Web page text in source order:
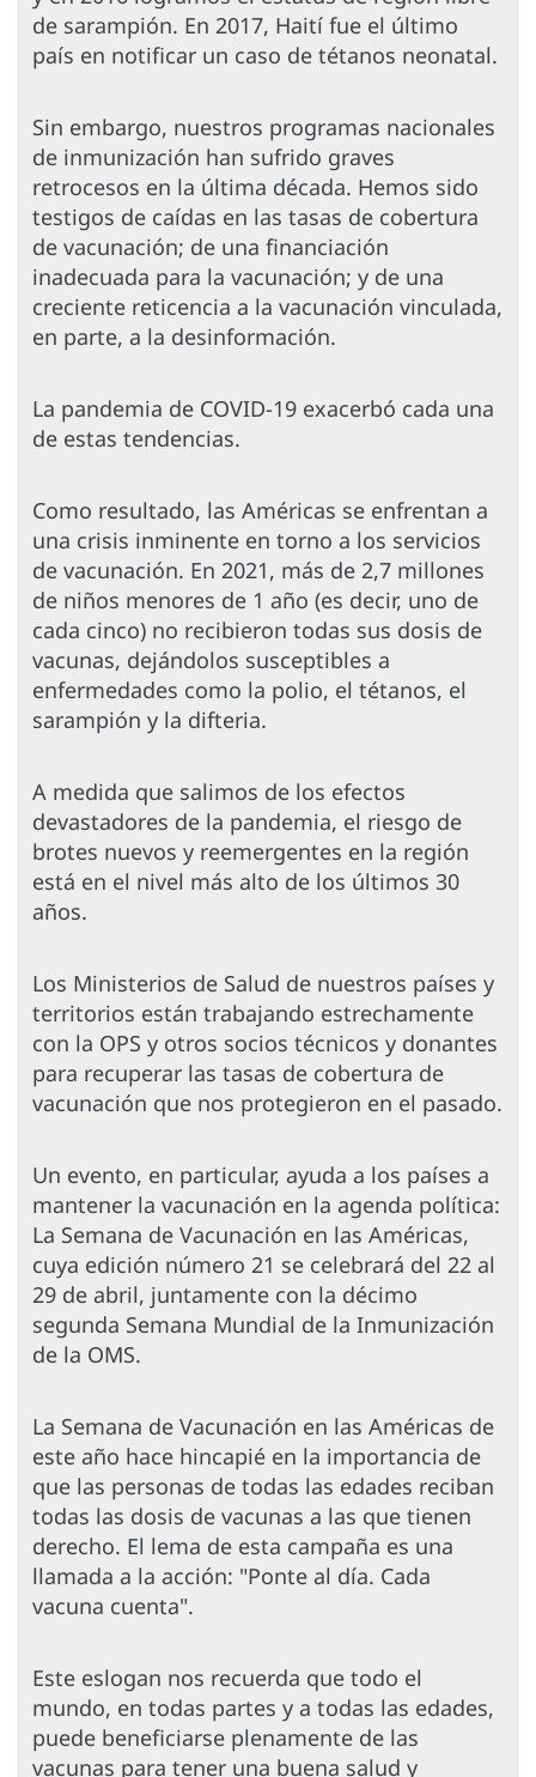
de sarampión. En 2017, Haití fue el último
país en notificar un caso de tétanos neonatal.
Sin embargo, nuestros programas nacionales
de inmunización han sufrido graves
retrocesos en la última década. Hemos sido
testigos de caídas en las tasas de cobertura
de vacunación; de una financiación
inadecuada para la vacunación; y de una
creciente reticencia a la vacunación vinculada,
en parte, a la desinformación.
La pandemia de COVID-19 exacerbó cada una
de estas tendencias.
Como resultado, las Américas se enfrentan a
una crisis inminente en torno a los servicios
de vacunación. En 2021, más de 2,7 millones
de niños menores de 1 año (es decir, uno de
cada cinco) no recibieron todas sus dosis de
vacunas, dejándolos susceptibles a
enfermedades como la polio, el tétanos, el
sarampión y la difteria.
A medida que salimos de los efectos
devastadores de la pandemia, el riesgo de
brotes nuevos y reemergentes en la región
está en el nivel más alto de los últimos 30
años.
Los Ministerios de Salud de nuestros países y
territorios están trabajando estrechamente
con la OPS y otros socios técnicos y donantes
para recuperar las tasas de cobertura de
vacunación que nos protegieron en el pasado.
Un evento, en particular, ayuda a los países a
mantener la vacunación en la agenda política:
La Semana de Vacunación en las Américas,
cuya edición número 21 se celebrará del 22 al
29 de abril, juntamente con la décimo
segunda Semana Mundial de la Inmunización
de la OMS.
La Semana de Vacunación en las Américas de
este año hace hincapié en la importancia de
que las personas de todas las edades reciban
todas las dosis de vacunas a las que tienen
derecho. El lema de esta campaña es una
llamada a la acción: "Ponte al día. Cada
vacuna cuenta".
Este eslogan nos recuerda que todo el
mundo, en todas partes y a todas las edades,
puede beneficiarse plenamente de las
vacunas para tener una buena salud y